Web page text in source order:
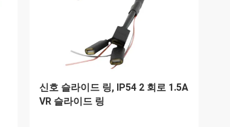
신호 슬라이드 링, IP54 2 회로 1.5A
VR 슬라이드 링